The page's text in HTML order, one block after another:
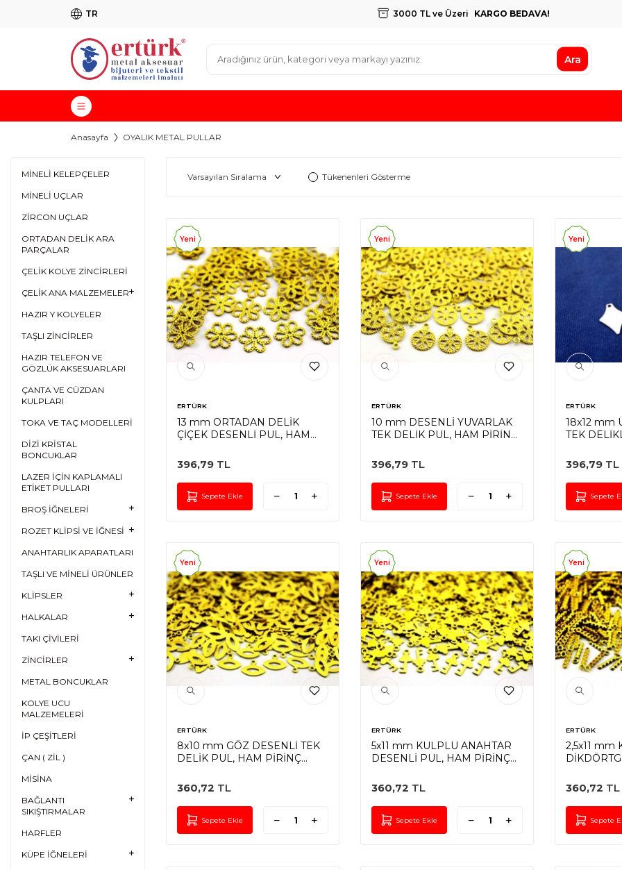
TR 3000 TL ve Üzeri KARGO BEDAVA!
Ara
Anasayfa OYALIK METAL PULLAR
MİNELİ KELEPÇELER
MİNELİ UÇLAR
ZİRCON UÇLAR
ORTADAN DELİK ARA
PARÇALAR
ÇELİK KOLYE ZİNCİRLERİ
ÇELİK ANA MALZEMELER
HAZIR Y KOLYELER
TAŞLI ZİNCİRLER
HAZIR TELEFON VE
GÖZLÜK AKSESUARLARI
ÇANTA VE CÜZDAN
KULPLARI
TOKA VE TAÇ MODELLERİ
DİZİ KRİSTAL
BONCUKLAR
LAZER İÇİN KAPLAMALI
ETİKET PULLARI
BROŞ İĞNELERİ
ROZET KLİPSİ VE İĞNESİ
ANAHTARLIK APARATLARI
TAŞLI VE MİNELİ ÜRÜNLER
KLİPSLER
HALKALAR
TAKI ÇİVİLERİ
ZİNCİRLER
METAL BONCUKLAR
KOLYE UCU
MALZEMELERİ
İP ÇEŞİTLERİ
ÇAN ( ZİL )
MİSİNA
BAĞLANTI
SIKIŞTIRMALAR
HARFLER
KÜPE İĞNELERİ
Tükenenleri Gösterme
Yeni
ERTÜRK
13 mm ORTADAN DELİK
ÇİÇEK DESENLİ PUL, HAM
396,79 TL
Sepete Ekle
Yeni
ERTÜRK
10 mm DESENLİ YUVARLAK
TEK DELİK PUL, HAM PİRİNÇ
396,79 TL
Sepete Ekle
Yeni
ERTÜRK
18x12 mm
TEK
396,79 TL
Sepete
Yeni
ERTÜRK
8x10 mm GÖZ DESENLİ TEK
DELİK PUL, HAM PİRİNÇ
360,72 TL
Sepete Ekle
Yeni
ERTÜRK
5x11 mm KULPLU ANAHTAR
DESENLİ PUL, HAM PİRİNÇ
360,72 TL
Sepete Ekle
Yeni
ERTÜRK
2,5x11 mm
360,72 TL
Sepete